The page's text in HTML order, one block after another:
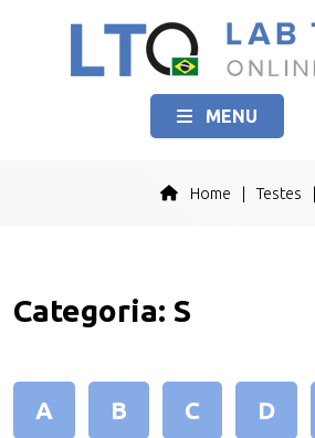
MENU
Home Testes
Categoria: S
A B C D